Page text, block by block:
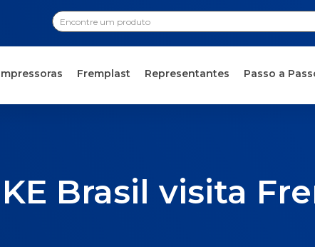
Fremplast Representantes Passo a
Brasil visita